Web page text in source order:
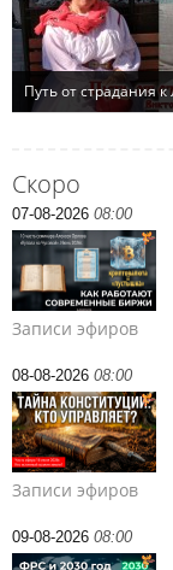
Скоро
07-08-2026 08:00
Записи эфиров
08-08-2026 08:00
Записи эфиров
09-08-2026 08:00